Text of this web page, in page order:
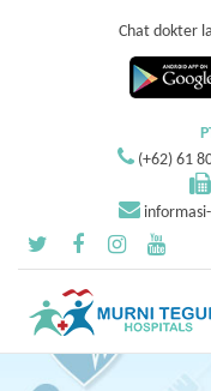
Chat dokter
(+62) 61